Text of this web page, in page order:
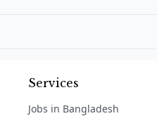
Services
Jobs in Bangladesh